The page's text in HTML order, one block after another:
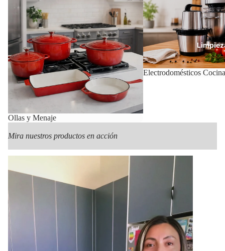
Ollas y Menaje
Electrodomésticos Cocina
Mira nuestros productos en acción